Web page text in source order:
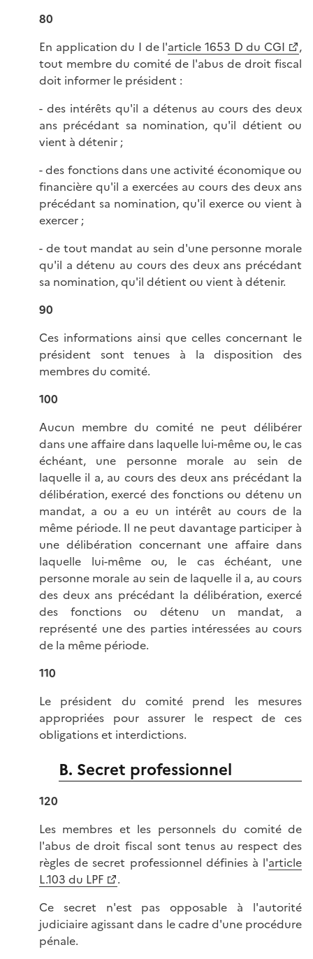
80
En application du I de l'article 1653 D du CGI
,
tout membre du comité de l'abus de droit fiscal
doit informer le président :
- des intérêts qu'il a détenus au cours des deux
ans précédant sa nomination, qu'il détient ou
vient à détenir ;
- des fonctions dans une activité économique ou
financière qu'il a exercées au cours des deux ans
précédant sa nomination, qu'il exerce ou vient à
exercer ;
- de tout mandat au sein d'une personne morale
qu'il a détenu au cours des deux ans précédant
sa nomination, qu'il détient ou vient à détenir.
90
Ces informations ainsi que celles concernant le
président sont tenues à la disposition des
membres du comité.
100
Aucun membre du comité ne peut délibérer
dans une affaire dans laquelle lui-même ou, le cas
échéant, une personne morale au sein de
laquelle il a, au cours des deux ans précédant la
délibération, exercé des fonctions ou détenu un
mandat, a ou a eu un intérêt au cours de la
même période. Il ne peut davantage participer à
une délibération concernant une affaire dans
laquelle lui-même ou, le cas échéant, une
personne morale au sein de laquelle il a, au cours
des deux ans précédant la délibération, exercé
des fonctions ou détenu un mandat, a
représenté une des parties intéressées au cours
de la même période.
110
Le président du comité prend les mesures
appropriées pour assurer le respect de ces
obligations et interdictions.
B. Secret professionnel
120
Les membres et les personnels du comité de
l'abus de droit fiscal sont tenus au respect des
règles de secret professionnel définies à l'article
L.103 du LPF
.
Ce secret n'est pas opposable à l'autorité
judiciaire agissant dans le cadre d'une procédure
pénale.